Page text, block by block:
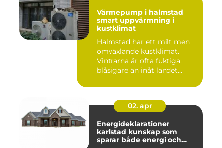
Värmepump i halmstad
smart uppvärmning i
kustklimat
Halmstad har ett milt men
omväxlande kustklimat.
Vintrarna är ofta fuktiga,
blåsigare än inåt landet...
02. apr
Energideklarationer
karlstad kunskap som
sparar både energi och